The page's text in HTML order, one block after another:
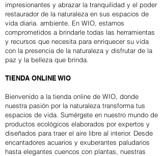
impresionantes y abrazar la tranquilidad y el poder
restaurador de la naturaleza en sus espacios de
vida diaria. ambiente. En WIO, estamos
comprometidos a brindarle todas las herramientas
y recursos que necesita para enriquecer su vida
con la presencia de la naturaleza y disfrutar de la
paz y la belleza que brinda.
TIENDA ONLINE WIO
Bienvenido a la tienda online de WIO, donde
nuestra pasión por la naturaleza transforma tus
espacios de vida. Sumérgete en nuestro mundo de
productos ecológicos elaborados por expertos y
diseñados para traer el aire libre al interior. Desde
encantadores acuarios y exuberantes paludarios
hasta elegantes cuencos con plantas, nuestras